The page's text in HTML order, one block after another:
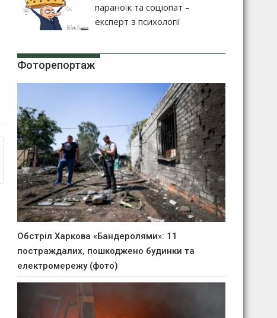
параноїк та соціопат –
експерт з психології
Фоторепортаж
Обстріл Харкова «Бандеролями»: 11
постраждалих, пошкоджено будинки та
електромережу (фото)